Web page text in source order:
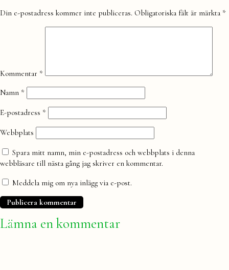
Lämna
Din e-postadress kommer inte publiceras. Obligatoriska fält är märkta *
Kommentar *
Namn *
E-postadress *
Webbplats
Spara mitt namn, min e-postadress och webbplats i denna
webbläsare till nästa gång jag skriver en kommentar.
Meddela mig om nya inlägg via e-post.
Lämna en kommentar